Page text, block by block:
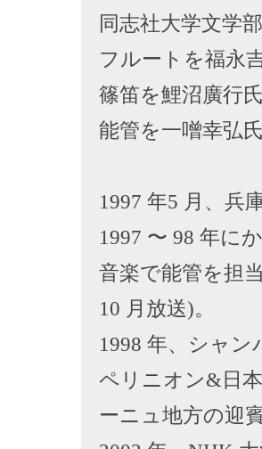
同志社大学文学
フルートを福永
篠笛を鯉沼廣行
能管を一噌幸弘
1997 年5 月、兵
1997 〜 98 年に
音楽で能管を担
10 月放送)。
1998 年、シャ
ペリニオン&日
ーニュ地方の迎